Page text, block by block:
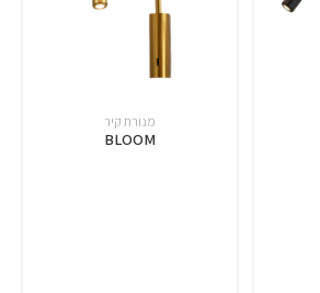
מנורת קיר
BLOOM